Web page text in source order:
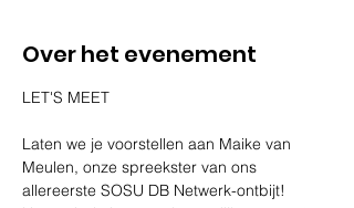
Over het evenement
LET'S MEET
Laten we je voorstellen aan Maike van
Meulen, onze spreekster van ons
allereerste SOSU DB Netwerk-ontbijt!